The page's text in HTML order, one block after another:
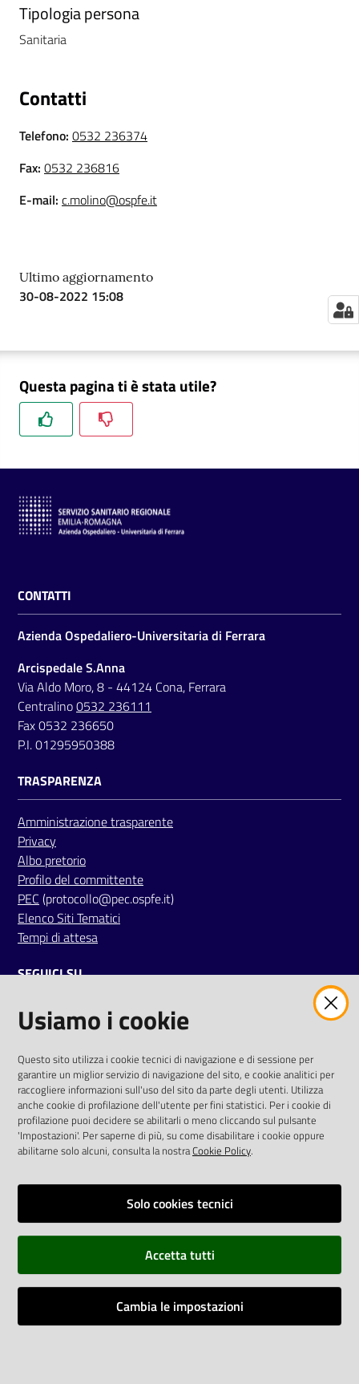
a
r
à
i
e
n
A
i
i
t
a
i
o
r
s
p
a
r
e
n
e
Fornitori
Seguici
su
Tipologia persona
Sanitaria
Contatti
Telefono: 0532 236374
Fax: 0532 236816
E-mail: c.molino@ospfe.it
Ultimo aggiornamento
30-08-2022 15:08
Questa pagina ti è stata utile?
CONTATTI
Azienda Ospedaliero-Universitaria di Ferrara
Arcispedale S.Anna
Via Aldo Moro, 8 - 44124 Cona, Ferrara
Centralino0532 236111
Fax 0532 236650
P.I. 01295950388
TRASPARENZA
Amministrazione trasparente
Privacy
Albo pretorio
Profilo del committente
PEC (protocollo@pec.ospfe.it)
Elenco Siti Tematici
Tempi di attesa
SEGUICI SU
twitterfacebookyoutube
AREA DIPENDENTI
Posta Elettronica Aziendale
Cloud aziendale(manuale di istruzioni)
Portale del Dipendente
Sito intranet
Redazione web
Credits
Usiamo i cookie
Questo sito utilizza i cookie tecnici di navigazione e di sessione per
garantire un miglior servizio di navigazione del sito, e cookie analitici per
raccogliere informazioni sull'uso del sito da parte degli utenti. Utilizza
anche cookie di profilazione dell'utente per fini statistici. Per i cookie di
profilazione puoi decidere se abilitarli o meno cliccando sul pulsante
'Impostazioni'. Per saperne di più, su come disabilitare i cookie oppure
abilitarne solo alcuni, consulta la nostraCookie Policy.
Solo cookies tecnici
Accetta tutti
Cambia le impostazioni